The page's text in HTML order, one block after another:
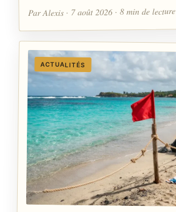
Par Alexis · 7 août 2026 · 8 min de lecture
ACTUALITÉS